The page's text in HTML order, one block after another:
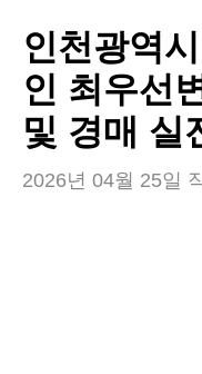
인천광역
인 최우선
및 경매 실
2026년 04월 25일